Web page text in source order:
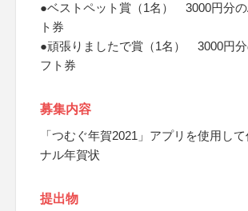
●ベストペット賞（1名） 3000円分の
ト券
●頑張りましたで賞（1名） 3000円
フト券
募集内容
「つむぐ年賀2021」アプリを使用し
ナル年賀状
提出物